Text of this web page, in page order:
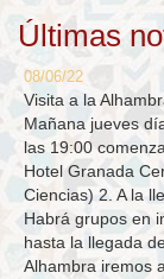
Últimas
08/06/22
Visita a la
Mañana jueves
las 19:00
Hotel Granada
Ciencias) 2. A la
Habrá grupos en
hasta la llegada
Alhambra iremos